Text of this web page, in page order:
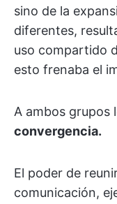
sino de la
diferentes,
uso compartido
esto frenaba el
A ambos grupos
convergencia.
El poder de
comunicación,